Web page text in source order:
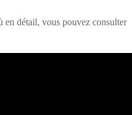
détail, vous pouvez consulter